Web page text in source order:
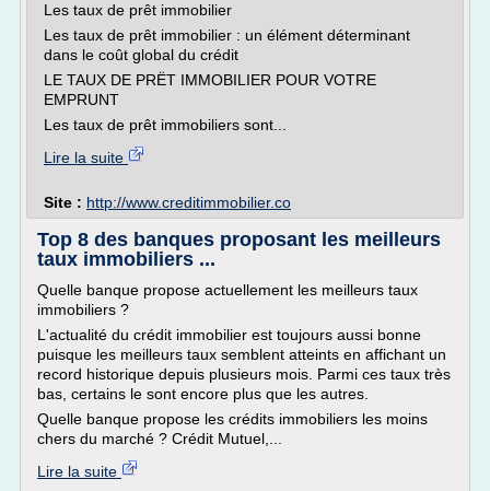
Les taux de prêt immobilier
Les taux de prêt immobilier : un élément déterminant
dans le coût global du crédit
LE TAUX DE PRËT IMMOBILIER POUR VOTRE
EMPRUNT
Les taux de prêt immobiliers sont...
Lire la suite
Site : http://www.creditimmobilier.co
Top 8 des banques proposant les meilleurs
taux immobiliers ...
Quelle banque propose actuellement les meilleurs taux
immobiliers ?
L'actualité du crédit immobilier est toujours aussi bonne
puisque les meilleurs taux semblent atteints en affichant un
record historique depuis plusieurs mois. Parmi ces taux très
bas, certains le sont encore plus que les autres.
Quelle banque propose les crédits immobiliers les moins
chers du marché ? Crédit Mutuel,...
Lire la suite